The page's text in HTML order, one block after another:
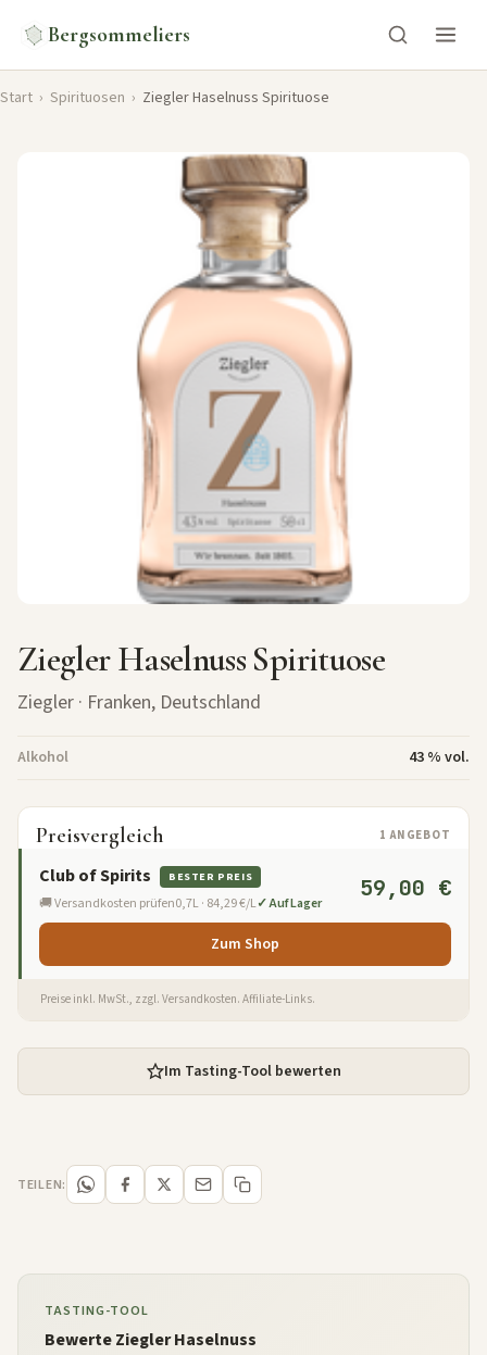
Bergsommeliers
Start › Spirituosen › Ziegler Haselnuss Spirituose
Ziegler Haselnuss Spirituose
Ziegler · Franken, Deutschland
Alkohol 43 % vol.
Preisvergleich 1 ANGEBOT
Club of Spirits BESTER PREIS
🚚 Versandkosten prüfen0,7L · 84,29 €/L✓ Auf Lager
59,00 €
Zum Shop
Preise inkl. MwSt., zzgl. Versandkosten. Affiliate-Links.
Im Tasting-Tool bewerten
TEILEN:
TASTING-TOOL
Bewerte Ziegler Haselnuss